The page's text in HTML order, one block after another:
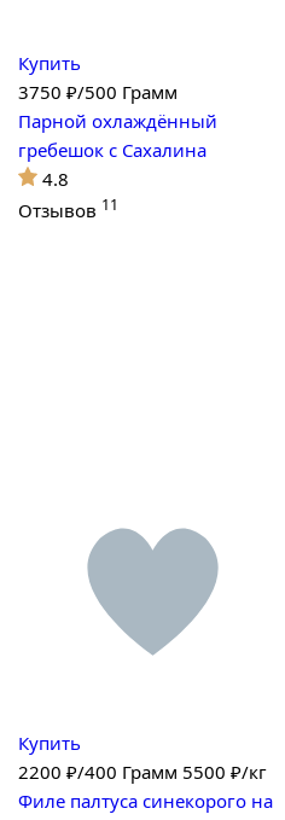
Купить
3750 ₽/500 Грамм
Парной охлаждённый
гребешок с Сахалина
4.8
Отзывов 11
Купить
2200 ₽/400 Грамм 5500 ₽/кг
Филе палтуса синекорого на